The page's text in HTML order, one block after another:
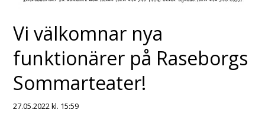
Vi välkomnar nya
funktionärer på Raseborgs
Sommarteater!
27.05.2022kl. 15:59